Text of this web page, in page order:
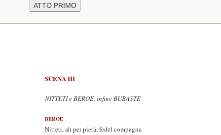
SCENA III
NITTETI e BEROE, infine BUBASTE
BEROE
Nitteti, ah per pietà, fedel compagna